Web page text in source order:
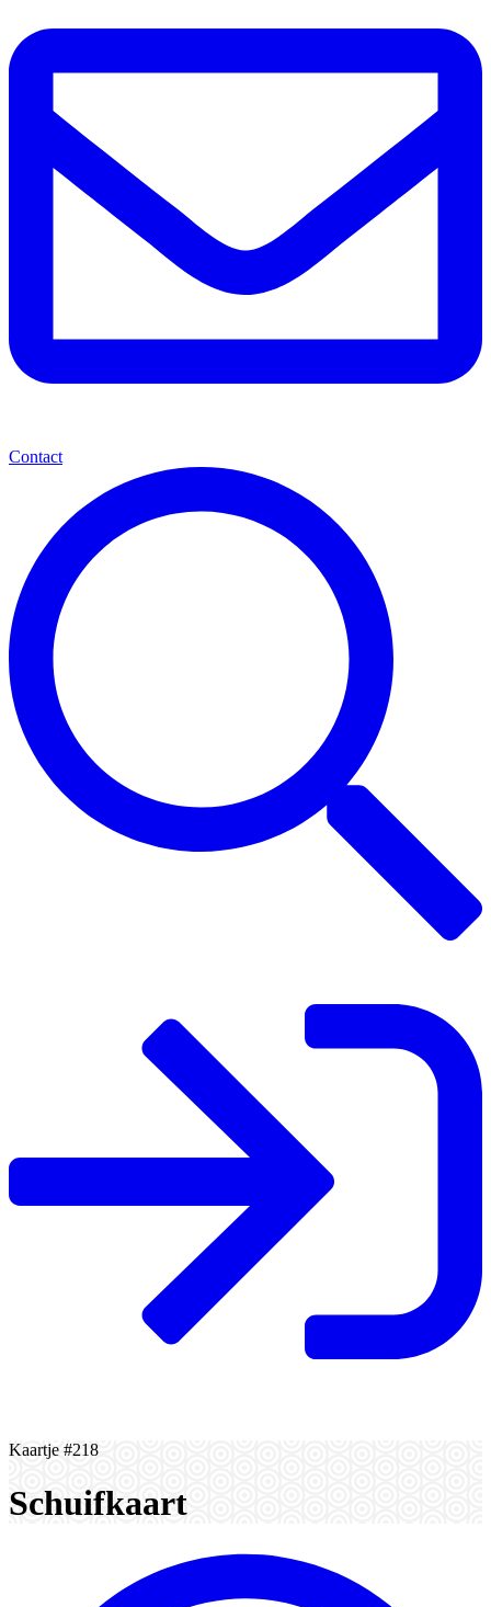
Contact
Kaartje #218
Schuifkaart